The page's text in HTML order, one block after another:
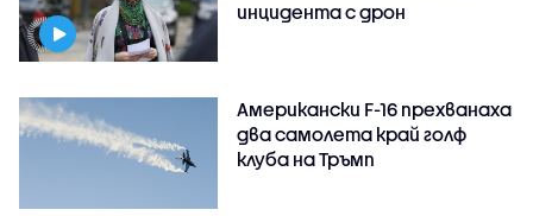
инцидента с дрон
Американски F-16 прехванаха
два самолета край голф
клуба на Тръмп